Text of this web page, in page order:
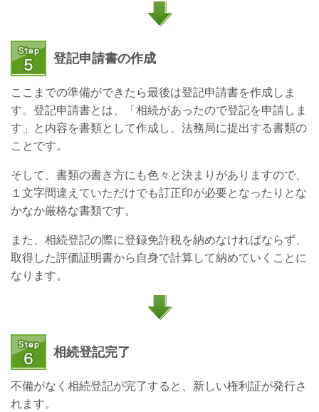
登記申請書の作成
ここまでの準備ができたら最後は登記申請書を作成しま
す。登記申請書とは、「相続があったので登記を申請しま
す」と内容を書類として作成し、法務局に提出する書類の
ことです。
そして、書類の書き方にも色々と決まりがありますので、
１文字間違えていただけでも訂正印が必要となったりとな
かなか厳格な書類です。
また、相続登記の際に登録免許税を納めなければならず、
取得した評価証明書から自身で計算して納めていくことに
なります。
相続登記完了
不備がなく相続登記が完了すると、新しい権利証が発行さ
れます。